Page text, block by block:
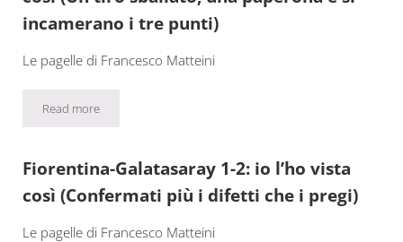
incamerano i tre punti)
Le pagelle di Francesco Matteini
Read moreFiorentina-Cremonese 3-2: io l’ho vista così (Un tiro sballato,
Fiorentina-Galatasaray 1-2: io l’ho vista
così (Confermati più i difetti che i pregi)
Le pagelle di Francesco Matteini